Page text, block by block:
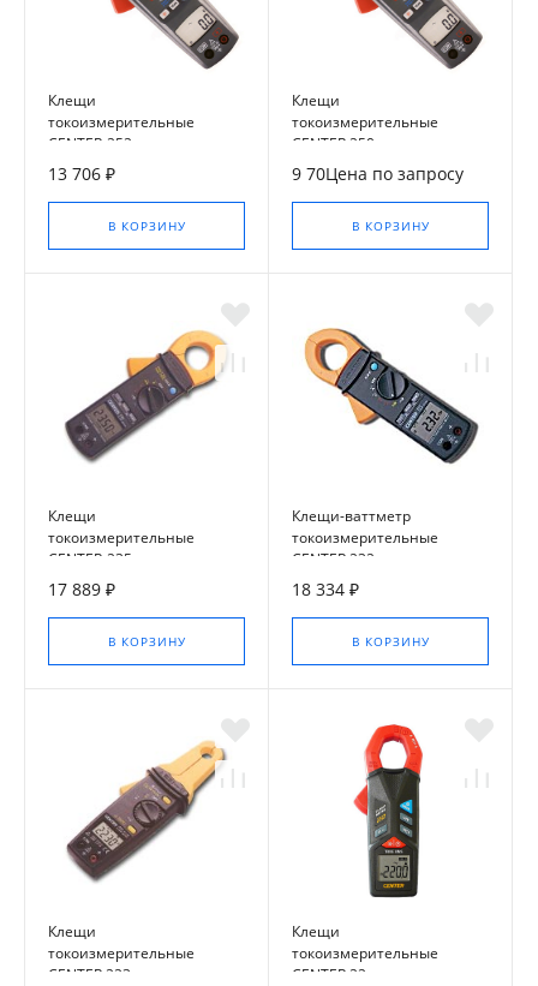
Клещи
токоизмерительные
CENTER-252
13 706 ₽
В КОРЗИНУ
Клещи
токоизмерительные
CENTER 250
9 70Цена по запросу
В КОРЗИНУ
Клещи
токоизмерительные
CENTER-235
17 889 ₽
В КОРЗИНУ
Клещи-ваттметр
токоизмерительные
CENTER 232
18 334 ₽
В КОРЗИНУ
Клещи
токоизмерительные
CENTER 223
Клещи
токоизмерительные
CENTER 22